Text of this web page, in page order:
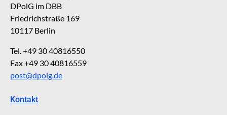
DPolG im DBB
Friedrichstraße 169
10117 Berlin
Tel. +49 30 40816550
Fax +49 30 40816559
post@dpolg.de
Kontakt